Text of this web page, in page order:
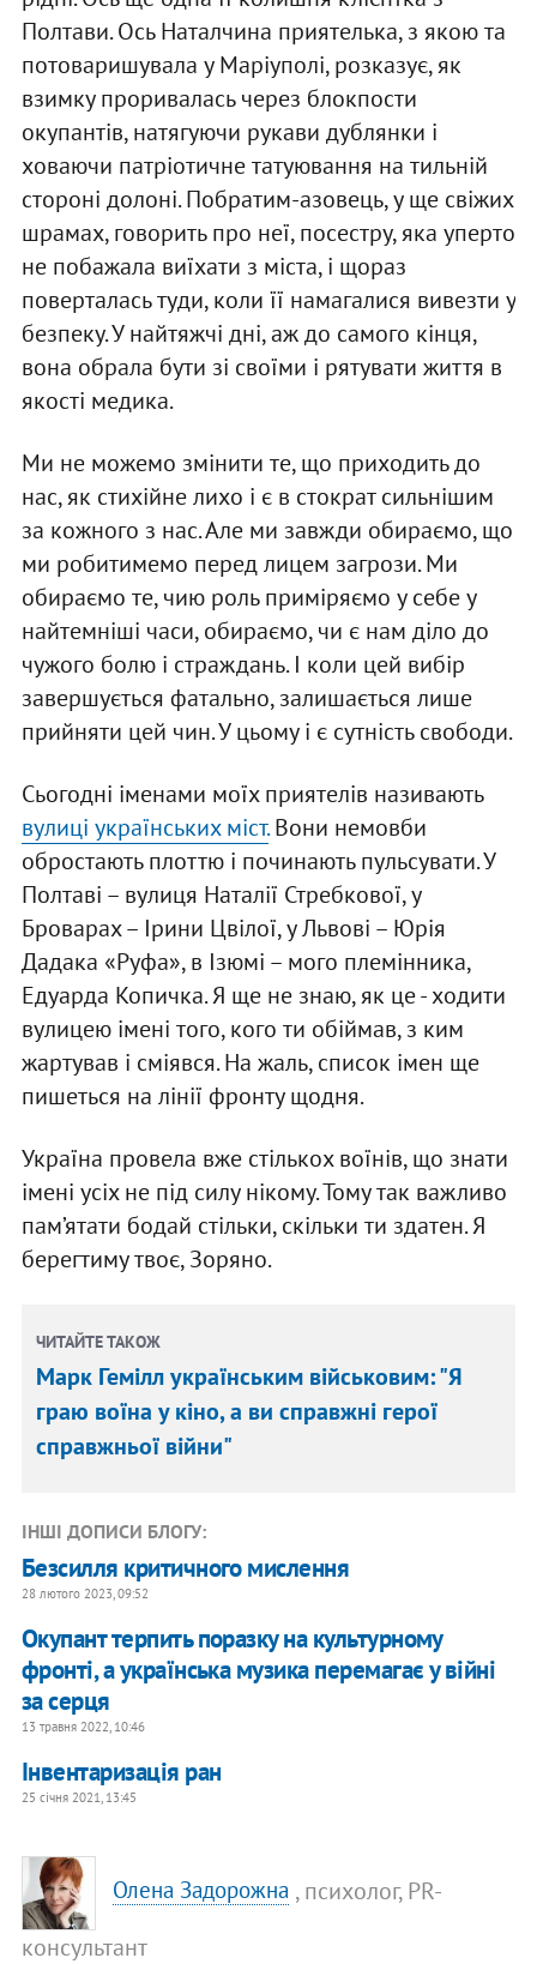
Полтави. Ось Наталчина приятелька, з якою та
потоваришувала у Маріуполі, розказує, як
взимку проривалась через блокпости
окупантів, натягуючи рукави дублянки і
ховаючи патріотичне татуювання на тильній
стороні долоні. Побратим-азовець, у ще свіжих
шрамах, говорить про неї, посестру, яка уперто
не побажала виїхати з міста, і щораз
поверталась туди, коли її намагалися вивезти у
безпеку. У найтяжчі дні, аж до самого кінця,
вона обрала бути зі своїми і рятувати життя в
якості медика.
Ми не можемо змінити те, що приходить до
нас, як стихійне лихо і є в стократ сильнішим
за кожного з нас. Але ми завжди обираємо, що
ми робитимемо перед лицем загрози. Ми
обираємо те, чию роль приміряємо у себе у
найтемніші часи, обираємо, чи є нам діло до
чужого болю і страждань. І коли цей вибір
завершується фатально, залишається лише
прийняти цей чин. У цьому і є сутність свободи.
Сьогодні іменами моїх приятелів називають
вулиці українських міст.Вони немовби
обростають плоттю і починають пульсувати. У
Полтаві – вулиця Наталії Стребкової, у
Броварах – Ірини Цвілої, у Львові – Юрія
Дадака «Руфа», в Ізюмі – мого племінника,
Едуарда Копичка. Я ще не знаю, як це - ходити
вулицею імені того, кого ти обіймав, з ким
жартував і сміявся. На жаль, список імен ще
пишеться на лінії фронту щодня.
Україна провела вже стількох воїнів, що знати
імені усіх не під силу нікому. Тому так важливо
пам’ятати бодай стільки, скільки ти здатен. Я
берегтиму твоє, Зоряно.
ЧИТАЙТЕ ТАКОЖ
Марк Гемілл українським військовим: "Я
граю воїна у кіно, а ви справжні герої
справжньої війни"
ІНШІ ДОПИСИ БЛОГУ:
Безсилля критичного мислення
28 лютого 2023, 09:52
Окупант терпить поразку на культурному
фронті, а українська музика перемагає у війні
за серця
13 травня 2022, 10:46
Інвентаризація ран
25 січня 2021, 13:45
Олена Задорожна , психолог, PR-
консультант